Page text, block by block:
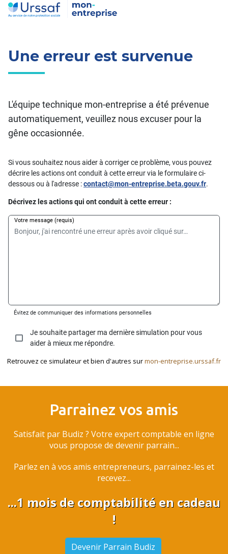
Retrouvez ce simulateur et bien d'autres surmon-entreprise.urssaf.fr
Parrainez vos amis
Satisfait par Budiz ? Votre expert comptable en ligne
vous propose de devenir parrain...
Parlez en à vos amis entrepreneurs, parrainez-les et
recevez...
...1 mois de comptabilité en cadeau
!
Devenir Parrain Budiz